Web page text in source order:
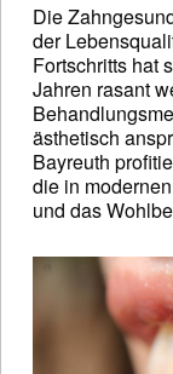
Die
der
Fortschritts hat
Jahren rasant
ästhetisch
Bayreuth
die in
und das